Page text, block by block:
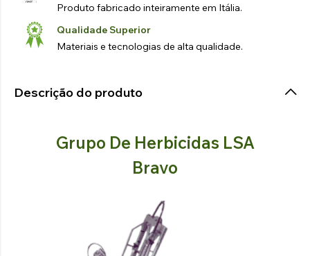
Produto fabricado inteiramente em Itália.
Qualidade Superior
Materiais e tecnologias de alta qualidade.
Descrição do produto
Grupo De Herbicidas LSA
Bravo